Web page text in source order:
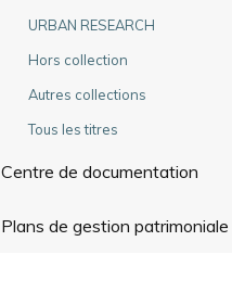
URBAN RESEARCH
Hors collection
Autres collections
Tous les titres
Centre de documentation
Plans de gestion patrimoniale